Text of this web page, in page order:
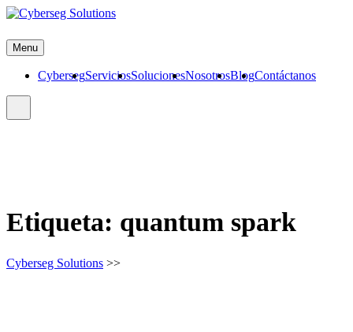
Skip
content
Menu
CybersegServiciosSolucionesNosotrosBlogContáctanos
Etiqueta: quantum spark
Cyberseg Solutions >>